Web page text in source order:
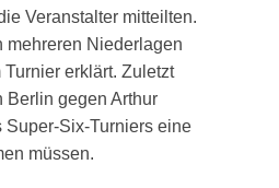
Veranstalter mitteilten.
mehreren Niederlagen
erklärt. Zuletzt
Berlin gegen Arthur
Six-Turniers eine
müssen.